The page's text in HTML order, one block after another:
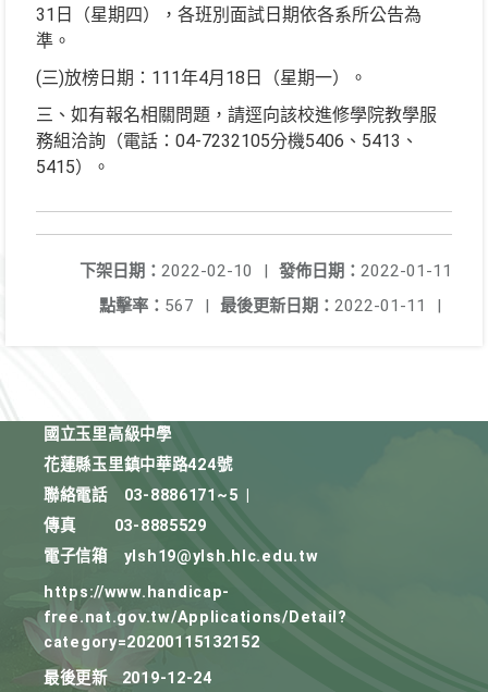
31日（星期四），各班別面試日期依各系所公告為
準。
(三)放榜日期：111年4月18日（星期一）。
三、如有報名相關問題，請逕向該校進修學院教學服
務組洽詢（電話：04-7232105分機5406、5413、
5415）。
發佈日期： 2022-01-11
下架日期： 2022-02-10
|
最後更新日期： 2022-01-11 |
點擊率： 567 |
國立玉里高級中學
花蓮縣玉里鎮中華路424號
聯絡電話
03-8886171~5
傳真
03-8885529
電子信箱
ylsh19@ylsh.hlc.edu.tw
https://www.handicap-
free.nat.gov.tw/Applications/Detail?
category=20200115132152
最後更新
2019-12-24